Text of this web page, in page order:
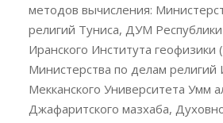
методов вычисления:
религий Туниса, ДУМ
Иранского Института геофизики
Министерства по делам
Мекканского Университета Умм
Джафаритского мазхаба,